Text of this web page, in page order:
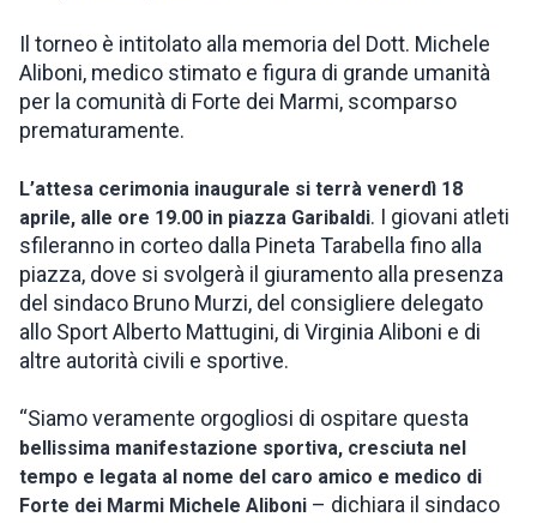
Il torneo è intitolato alla memoria del Dott. Michele
Aliboni, medico stimato e figura di grande umanità
per la comunità di Forte dei Marmi, scomparso
prematuramente.
L’attesa cerimonia inaugurale si terrà venerdì 18
aprile, alle ore 19.00 in piazza Garibaldi. I giovani atleti
sfileranno in corteo dalla Pineta Tarabella fino alla
piazza, dove si svolgerà il giuramento alla presenza
del sindaco Bruno Murzi, del consigliere delegato
allo Sport Alberto Mattugini, di Virginia Aliboni e di
altre autorità civili e sportive.
“Siamo veramente orgogliosi di ospitare questa
bellissima manifestazione sportiva, cresciuta nel
tempo e legata al nome del caro amico e medico di
Forte dei Marmi Michele Aliboni – dichiara il sindaco